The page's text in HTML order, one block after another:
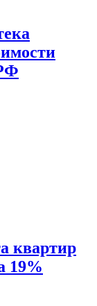
квартир
19%